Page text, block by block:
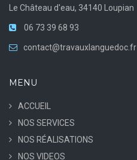
Le Château d'eau, 34140 Loupian
06 73 39 68 93
contact@travauxlanguedoc.fr
MENU
ACCUEIL
NOS SERVICES
NOS RÉALISATIONS
NOS VIDEOS